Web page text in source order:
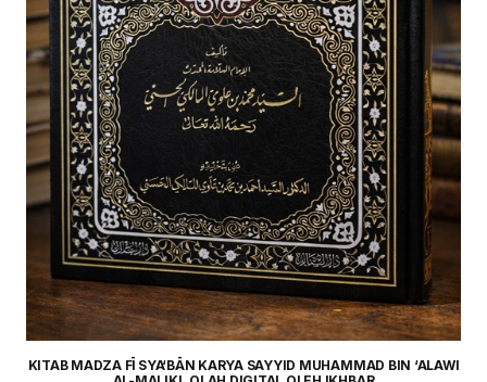
KITAB MADZA FĪ SYA‘BĀN KARYA SAYYID MUHAMMAD BIN ‘ALAWI